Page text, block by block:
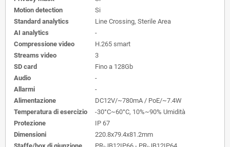
Motion detection
Si
Standard analytics
Line Crossing, Sterile Area
AI analytics
-
Compressione video
H.265 smart
Streams video
3
SD card
Fino a 128Gb
Audio
-
Allarmi
-
Alimentazione
DC12V/~780mA / PoE/~7.4W
Temperatura di esercizio
-30°C~60°C, 10%~90% Umidità
Protezione
IP 67
Dimensioni
220.8x79.4x81.2mm